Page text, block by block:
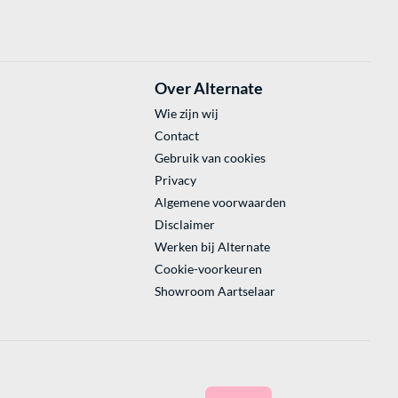
Over Alternate
Wie zijn wij
Contact
Gebruik van cookies
Privacy
Algemene voorwaarden
Disclaimer
Werken bij Alternate
Cookie-voorkeuren
Showroom Aartselaar